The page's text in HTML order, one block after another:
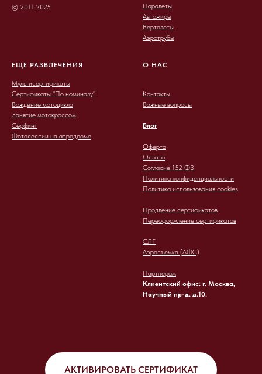
© 2011-2025
Паралеты
Автожиры
Вертолеты
Аэротрубы
ЕЩЕ РАЗВЛЕЧЕНИЯ
Мультисертификаты
Сертификаты "По номиналу"
Вождение мотоцикла
Занятие мотокроссом
Сёрфинг
Фотосессии на аэродроме
О НАС
Контакты
Важные вопросы
Блог
Оферта
Оплата
Согласие 152 ФЗ
Политика конфиденциальности
Политика использования cookies
Продление сертификатов
Переоформление сертификатов
СЛГ
Аэросъемка (АФС)
Партнерам
Клиентский офис: г. Москва,
Научный пр-д. д.10.
АКТИВИРОВАТЬ СЕРТИФИКАТ